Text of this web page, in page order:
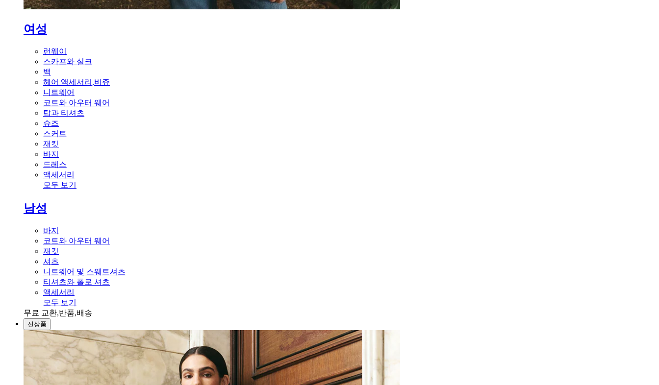
여성
런웨이
스카프와 실크
백
헤어 액세서리,비쥬
니트웨어
코트와 아우터 웨어
탑과 티셔츠
슈즈
스커트
재킷
바지
드레스
액세서리
모두 보기
남성
바지
코트와 아우터 웨어
재킷
셔츠
니트웨어 및 스웨트셔츠
티셔츠와 폴로 셔츠
액세서리
모두 보기
무료 교환,반품,배송
신상품